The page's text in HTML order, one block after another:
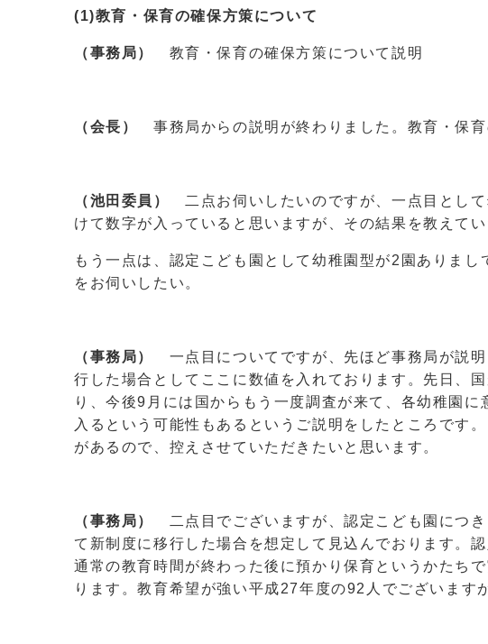
(1)教育・保育の確保方策について
（事務局） 教育・保育の確保方策について説明
（会長） 事務局からの説明が終わりました。教育・保
（池田委員）
二点お伺いしたいのですが、一点目とし
けて数字が入っていると思いますが、その結果を教えてい
もう一点は、認定こども園として幼稚園型が2園ありま
をお伺いしたい。
（事務局）
一点目についてですが、先ほど事務局が説
行した場合としてここに数値を入れております。先日、
り、今後9月には国からもう一度調査が来て、各幼稚園
入るという可能性もあるというご説明をしたところです
があるので、控えさせていただきたいと思います。
（事務局）
二点目でございますが、認定こども園につ
て新制度に移行した場合を想定して見込んでおります。
通常の教育時間が終わった後に預かり保育というかたち
ります。教育希望が強い平成27年度の92人でございます